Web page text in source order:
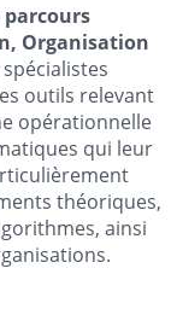
Organisation
outils relevant
opérationnelle
qui leur
théoriques,
ainsi